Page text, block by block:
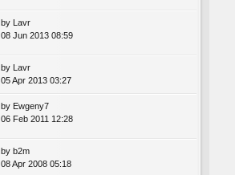
by Lavr
08 Jun 2013 08:59
by Lavr
05 Apr 2013 03:27
by Ewgeny7
06 Feb 2011 12:28
by b2m
08 Apr 2008 05:18